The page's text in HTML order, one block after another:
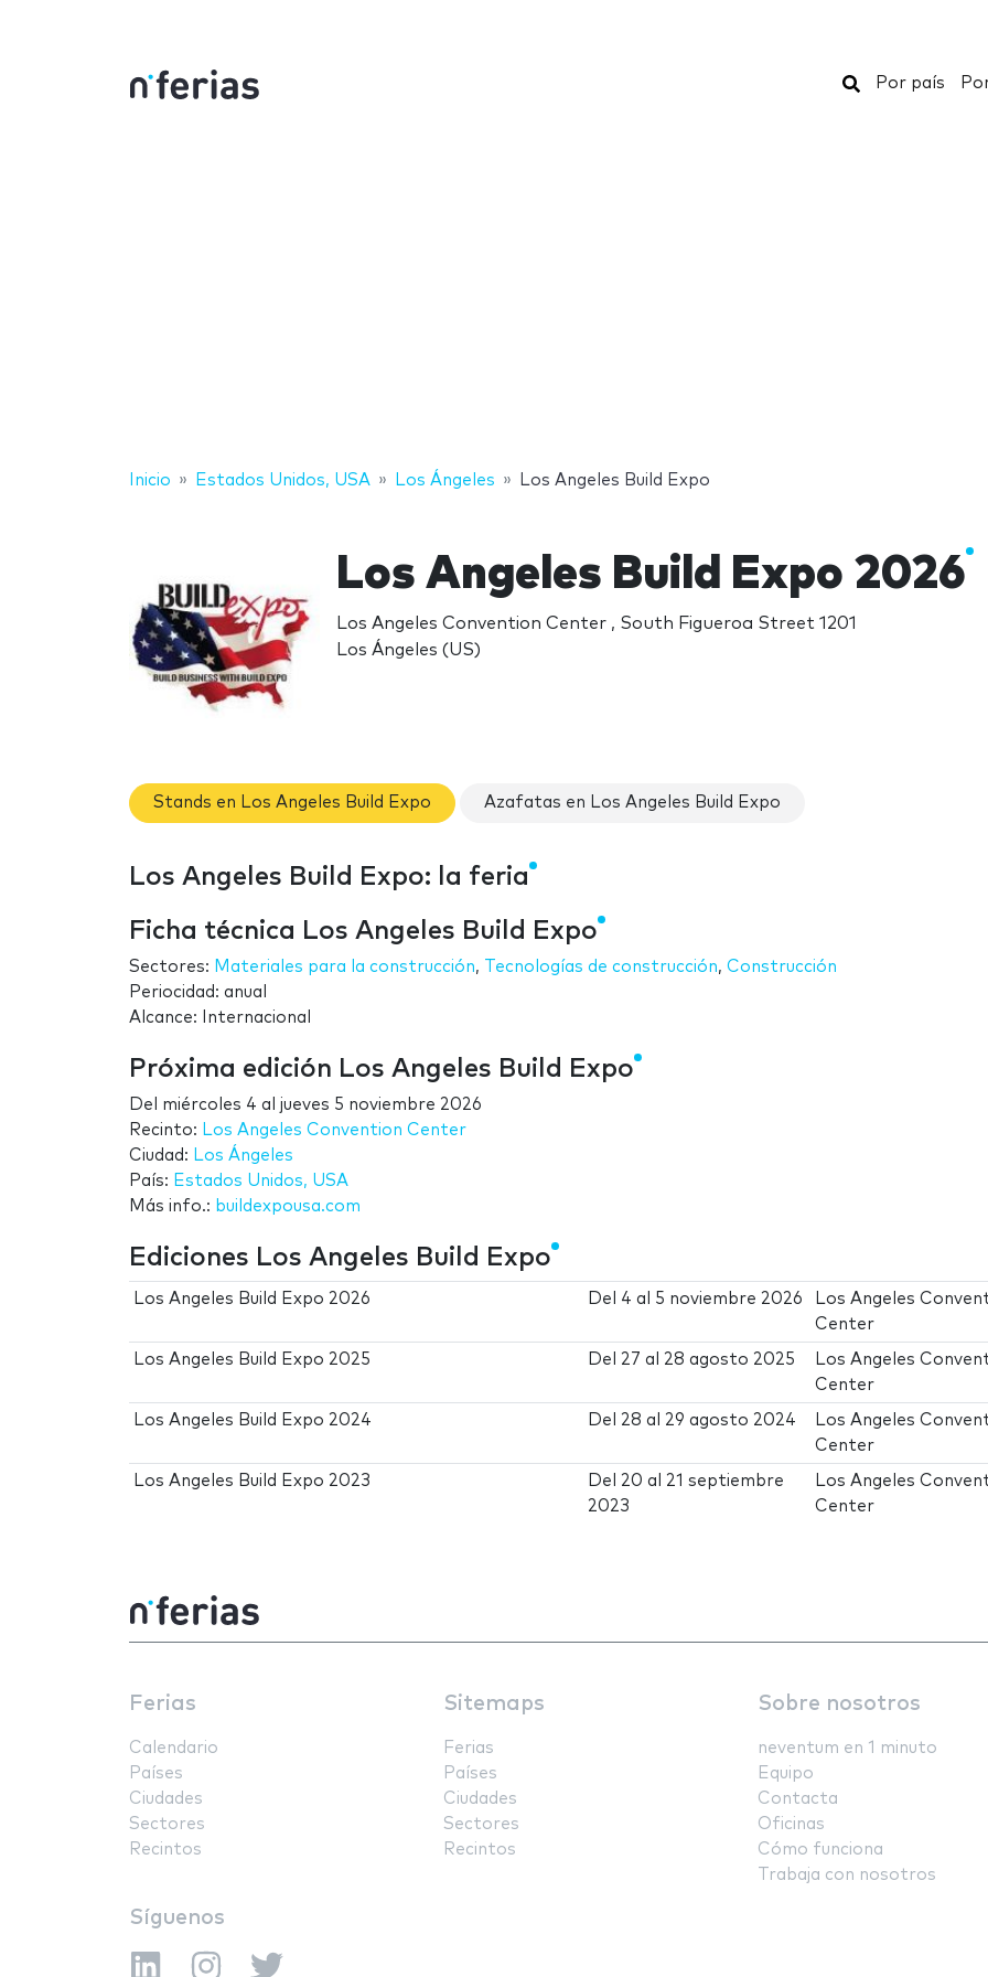
Buscar
Por país
Inicio Estados Unidos, USA Los Ángeles Los Angeles Build Expo
Los Angeles Build Expo 2026
Los Angeles Convention Center , South Figueroa Street 1201
Los Ángeles (US)
Stands en Los Angeles Build Expo Azafatas en Los Angeles Build Expo
Los Angeles Build Expo: la feria
Ficha técnica Los Angeles Build Expo
Sectores: Materiales para la construcción, Tecnologías de construcción, Construcción
Periocidad: anual
Alcance: Internacional
Próxima edición Los Angeles Build Expo
Del miércoles 4 al jueves 5 noviembre 2026
Recinto: Los Angeles Convention Center
Ciudad: Los Ángeles
País: Estados Unidos, USA
Más info.: buildexpousa.com
Ediciones Los Angeles Build Expo
Los Angeles Build Expo 2026 Del 4 al 5 noviembre 2026
Los Angeles
Center
Los Angeles Build Expo 2025 Del 27 al 28 agosto 2025
Los Angeles
Center
Los Angeles Build Expo 2024 Del 28 al 29 agosto 2024
Los Angeles
Center
Los Angeles Build Expo 2023 Del 20 al 21 septiembre
2023
Los Angeles
Center
Ferias
Calendario
Países
Ciudades
Sectores
Recintos
Sitemaps
Ferias
Países
Ciudades
Sectores
Recintos
Sobre nosotros
neventum en 1 minuto
Equipo
Contacta
Oficinas
Cómo funciona
Trabaja con nosotros
Síguenos